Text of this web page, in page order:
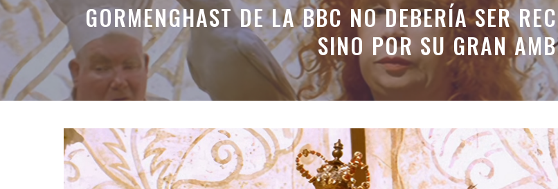
GORMENGHAST DE LA BBC NO DEBERÍA SER
SINO POR SU GRAN